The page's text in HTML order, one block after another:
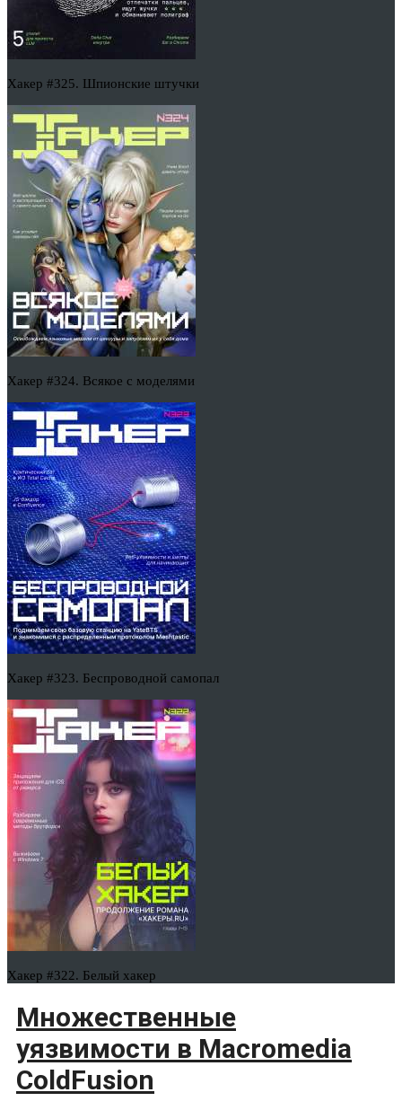
Хакер #325. Шпионские штучки
Хакер #324. Всякое с моделями
Хакер #323. Беспроводной самопал
Хакер #322. Белый хакер
Множественные
уязвимости в Macromedia
ColdFusion